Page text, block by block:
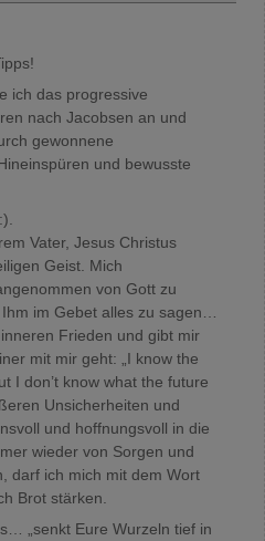
ich das progressive
nach Jacobsen an und
gewonnene
und bewusste
Vater, Jesus Christus
Geist. Mich
von Gott zu
im Gebet alles zu sagen…
Frieden und gibt mir
mit mir geht: „I know the
I don’t know what the future
Unsicherheiten und
und hoffnungsvoll in die
wieder von Sorgen und
darf ich mich mit dem Wort
Brot stärken.
„senkt Eure Wurzeln tief in